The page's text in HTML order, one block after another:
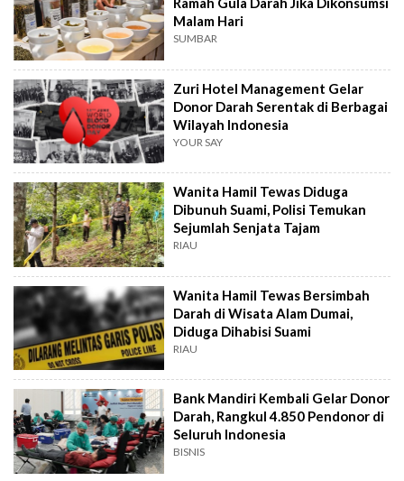
Malam Hari
SUMBAR
Zuri Hotel Management Gelar
Donor Darah Serentak di Berbagai
Wilayah Indonesia
YOUR SAY
Wanita Hamil Tewas Diduga
Dibunuh Suami, Polisi Temukan
Sejumlah Senjata Tajam
RIAU
Wanita Hamil Tewas Bersimbah
Darah di Wisata Alam Dumai,
Diduga Dihabisi Suami
RIAU
Bank Mandiri Kembali Gelar Donor
Darah, Rangkul 4.850 Pendonor di
Seluruh Indonesia
BISNIS